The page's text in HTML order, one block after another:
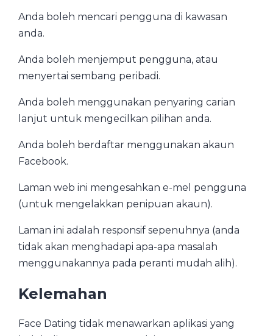
Anda boleh mencari pengguna di kawasan
anda.
Anda boleh menjemput pengguna, atau
menyertai sembang peribadi.
Anda boleh menggunakan penyaring carian
lanjut untuk mengecilkan pilihan anda.
Anda boleh berdaftar menggunakan akaun
Facebook.
Laman web ini mengesahkan e-mel pengguna
(untuk mengelakkan penipuan akaun).
Laman ini adalah responsif sepenuhnya (anda
tidak akan menghadapi apa-apa masalah
menggunakannya pada peranti mudah alih).
Kelemahan
Face Dating tidak menawarkan aplikasi yang